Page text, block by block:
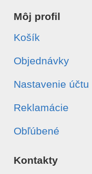
Môj profil
Košík
Objednávky
Nastavenie účtu
Reklamácie
Obľúbené
Kontakty